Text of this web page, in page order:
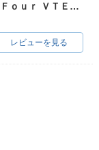
ＣＢ４００Ｓｕｐｅｒ Ｆｏｕｒ ＶＴＥＣ ＳＰＥＣ３
レビューを見る